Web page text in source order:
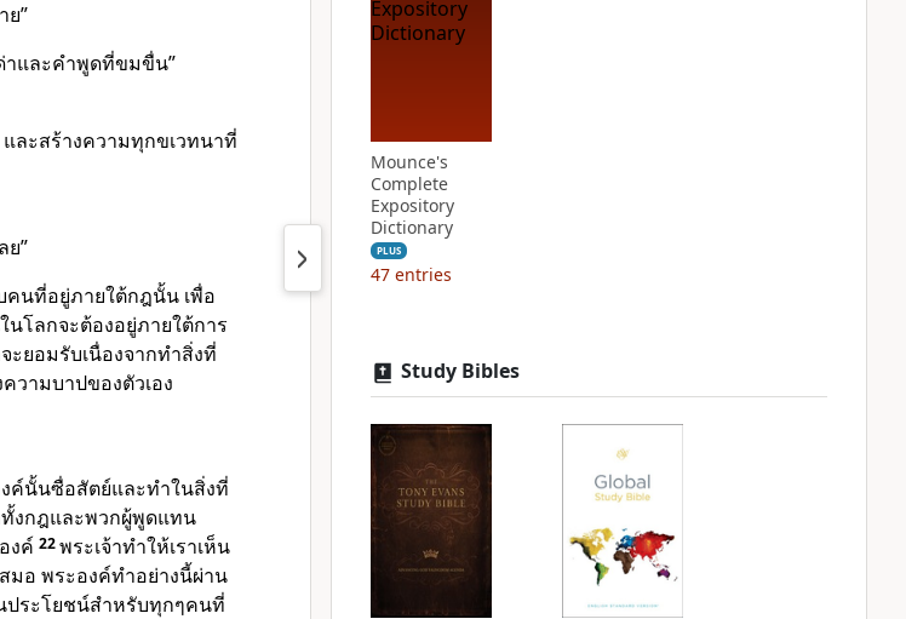
ย”
าและคำพูดที่ขมขื่น”
ละสร้างความทุกขเวทนาที่
ย”
คนที่อยู่ภายใต้กฎนั้น เพื่อ
โลกจะต้องอยู่ภายใต้การ
ะยอมรับเนื่องจากทำสิ่งที่
วามบาปของตัวเอง
งค์นั้นซื่อสัตย์และทำในสิ่งที่
ทั้งกฎและพวกผู้พูดแทน
งค์ 22พระเจ้าทำให้เราเห็น
มอ พระองค์ทำอย่างนี้ผ่าน
ประโยชน์สำหรับทุกๆคนที่
Mounce's
Complete
Expository
Dictionary
PLUS
47 entries
Study Bibles